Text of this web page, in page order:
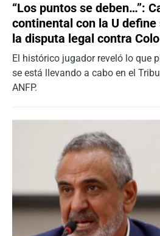
“Los puntos se deben…”:
continental con la U
la disputa legal contra
El histórico jugador reveló lo que
se está llevando a cabo en el
ANFP.